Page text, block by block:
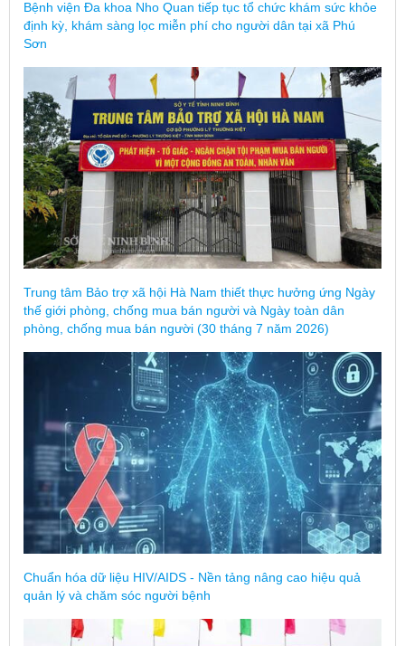
Bệnh viện Đa khoa Nho Quan tiếp tục tổ chức khám sức khỏe
định kỳ, khám sàng lọc miễn phí cho người dân tại xã Phú
Sơn
Trung tâm Bảo trợ xã hội Hà Nam thiết thực hưởng ứng Ngày
thế giới phòng, chống mua bán người và Ngày toàn dân
phòng, chống mua bán người (30 tháng 7 năm 2026)
Chuẩn hóa dữ liệu HIV/AIDS - Nền tảng nâng cao hiệu quả
quản lý và chăm sóc người bệnh